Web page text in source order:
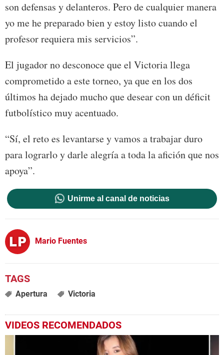
son defensas y delanteros. Pero de cualquier manera
yo me he preparado bien y estoy listo cuando el
profesor requiera mis servicios”.
El jugador no desconoce que el Victoria llega
comprometido a este torneo, ya que en los dos
últimos ha dejado mucho que desear con un déficit
futbolístico muy acentuado.
“Sí, el reto es levantarse y vamos a trabajar duro
para lograrlo y darle alegría a toda la afición que nos
apoya”.
Unirme al canal de noticias
Mario Fuentes
Apertura Victoria
VIDEOS RECOMENDADOS